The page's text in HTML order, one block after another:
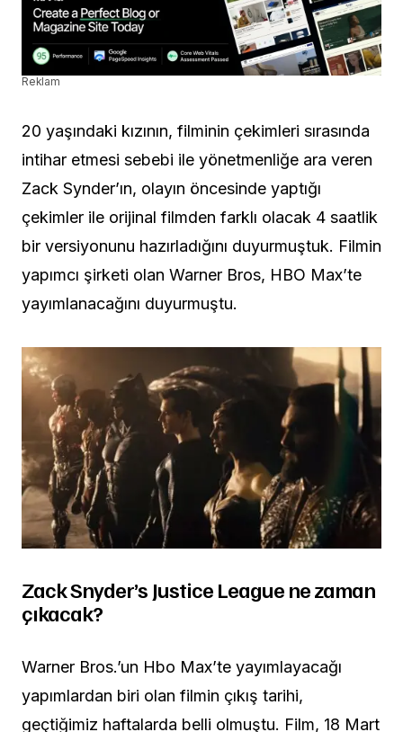
Reklam
20 yaşındaki kızının, filminin çekimleri sırasında
intihar etmesi sebebi ile yönetmenliğe ara veren
Zack Synder’ın, olayın öncesinde yaptığı
çekimler ile orijinal filmden farklı olacak 4 saatlik
bir versiyonunu hazırladığını duyurmuştuk. Filmin
yapımcı şirketi olan Warner Bros, HBO Max’te
yayımlanacağını duyurmuştu.
Zack Snyder’s Justice League ne zaman
çıkacak?
Warner Bros.’un Hbo Max’te yayımlayacağı
yapımlardan biri olan filmin çıkış tarihi,
geçtiğimiz haftalarda belli olmuştu. Film, 18 Mart